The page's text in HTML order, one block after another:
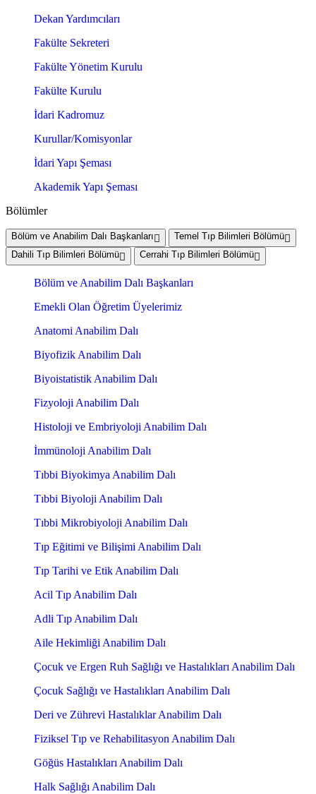
Dekan Yardımcıları
Fakülte Sekreteri
Fakülte Yönetim Kurulu
Fakülte Kurulu
İdari Kadromuz
Kurullar/Komisyonlar
İdari Yapı Şeması
Akademik Yapı Şeması
Bölümler
Bölüm ve Anabilim Dalı Başkanları
Temel Tıp Bilimleri Bölümü
Dahili Tıp Bilimleri Bölümü
Cerrahi Tıp Bilimleri Bölümü
Bölüm ve Anabilim Dalı Başkanları
Emekli Olan Öğretim Üyelerimiz
Anatomi Anabilim Dalı
Biyofizik Anabilim Dalı
Biyoistatistik Anabilim Dalı
Fizyoloji Anabilim Dalı
Histoloji ve Embriyoloji Anabilim Dalı
İmmünoloji Anabilim Dalı
Tıbbi Biyokimya Anabilim Dalı
Tıbbi Biyoloji Anabilim Dalı
Tıbbi Mikrobiyoloji Anabilim Dalı
Tıp Eğitimi ve Bilişimi Anabilim Dalı
Tıp Tarihi ve Etik Anabilim Dalı
Acil Tıp Anabilim Dalı
Adli Tıp Anabilim Dalı
Aile Hekimliği Anabilim Dalı
Çocuk ve Ergen Ruh Sağlığı ve Hastalıkları Anabilim Dalı
Çocuk Sağlığı ve Hastalıkları Anabilim Dalı
Deri ve Zührevi Hastalıklar Anabilim Dalı
Fiziksel Tıp ve Rehabilitasyon Anabilim Dalı
Göğüs Hastalıkları Anabilim Dalı
Halk Sağlığı Anabilim Dalı